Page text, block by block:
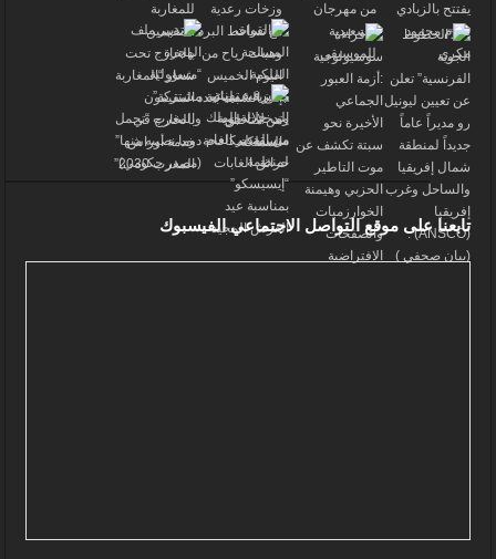
تابعنا على موقع التواصل الاجتماعي الفيسبوك